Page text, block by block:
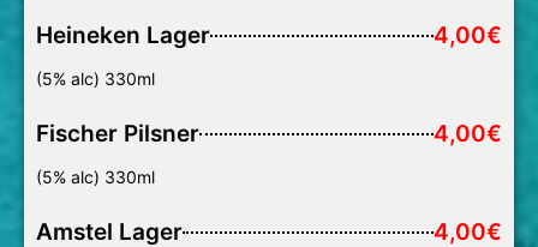
Heineken Lager 4,00€
(5% alc) 330ml
Fischer Pilsner 4,00€
(5% alc) 330ml
Amstel Lager 4,00€